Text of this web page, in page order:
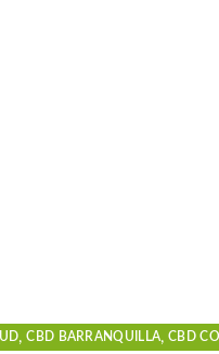
,CBD BARRANQUILLA,CBD